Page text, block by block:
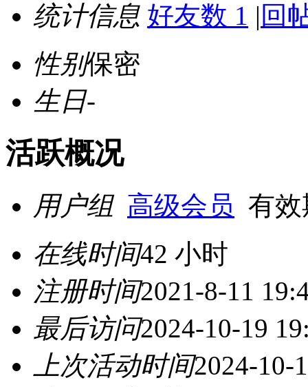
统计信息 好友数 1 | 回
性别保密
生日-
活跃概况
用户组 高级会员 有效
在线时间42 小时
注册时间2021-8-11
最后访问2024-10-19
上次活动时间2024-10-